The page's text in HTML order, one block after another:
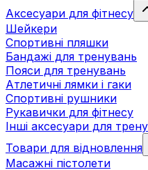
Аксесуари для фітнесу
Шейкери
Спортивні пляшки
Бандажі для тренувань
Пояси для тренувань
Атлетичні лямки і гаки
Спортивні рушники
Рукавички для фітнесу
Інші аксесуари для
Товари для відновлення
Масажні пістолети